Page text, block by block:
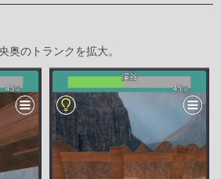
奥のトランクを拡大。